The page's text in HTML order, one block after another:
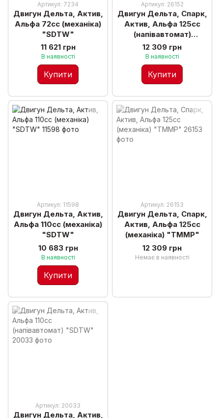
Артикул: 7234
Двигун Дельта, Актив,
Альфа 72сс (механіка)
"SDTW"
11 621 грн
В наявності
Купити
Артикул: 26152
Двигун Дельта, Спарк,
Актив, Альфа 125сс
(напівавтомат)
"SDTW"
12 309 грн
В наявності
Купити
Артикул: 11598
Двигун Дельта, Актив,
Альфа 110сс (механіка)
"SDTW"
10 683 грн
В наявності
Купити
Артикул: 26153
Двигун Дельта, Спарк,
Актив, Альфа 125сс
(механіка) "TMMP"
12 309 грн
Немає в наявності
Артикул: 20033
Двигун Дельта, Актив,